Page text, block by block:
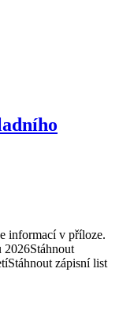
informací v příloze.
2026Stáhnout
zápisní list